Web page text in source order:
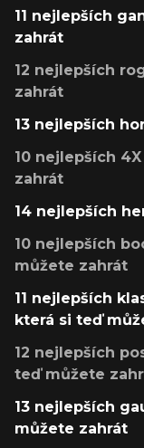
11 nejlepších
zahrát
12 nejlepších
zahrát
13 nejlepších
10 nejlepších
zahrát
14 nejlepších
10 nejlepších
můžete zahrát
11 nejlepších
která si teď
12 nejlepších
teď můžete
13 nejlepších
můžete zahrát